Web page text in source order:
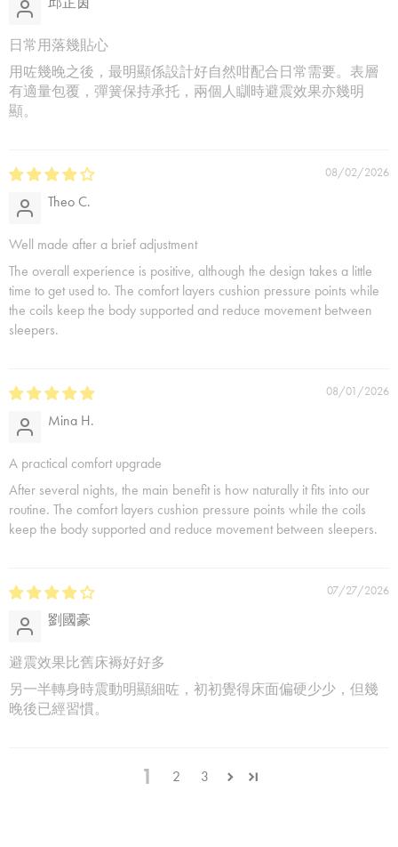
日常用落幾貼心
用咗幾晚之後，最明顯係設計好自然咁配合日常需要。表層
有適量包覆，彈簧保持承托，兩個人瞓時避震效果亦幾明
顯。
08/02/2026
Theo C.
Well made after a brief adjustment
The overall experience is positive, although the design takes a little
time to get used to. The comfort layers cushion pressure points while
the coils keep the body supported and reduce movement between
sleepers.
08/01/2026
Mina H.
A practical comfort upgrade
After several nights, the main benefit is how naturally it fits into our
routine. The comfort layers cushion pressure points while the coils
keep the body supported and reduce movement between sleepers.
07/27/2026
劉國豪
避震效果比舊床褥好好多
另一半轉身時震動明顯細咗，初初覺得床面偏硬少少，但幾
晚後已經習慣。
1 2 3